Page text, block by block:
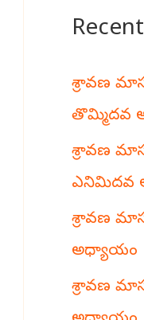
r
h
శ్రావణ
తొమ్మిదవ
శ్రావణ
ఎనిమిదవ
శ్రావణ
అధ్యాయం
శ్రావణ